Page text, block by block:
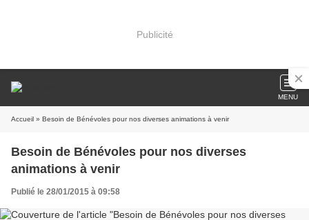
Publicité
MENU
Accueil » Besoin de Bénévoles pour nos diverses animations à venir
Besoin de Bénévoles pour nos diverses
animations à venir
Publié le 28/01/2015 à 09:58